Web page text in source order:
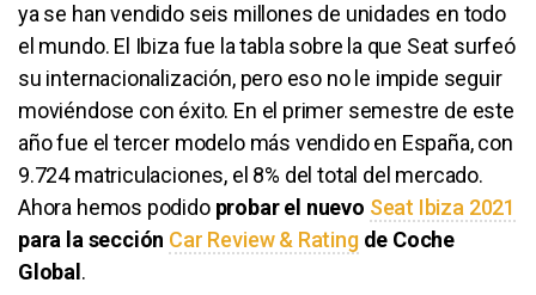
ya se han vendido seis millones de unidades en todo
el mundo. El Ibiza fue la tabla sobre la que Seat surfeó
su internacionalización, pero eso no le impide seguir
moviéndose con éxito. En el primer semestre de este
año fue el tercer modelo más vendido en España, con
9.724 matriculaciones, el 8% del total del mercado.
Ahora hemos podido probar el nuevo Seat Ibiza 2021
para la sección Car Review & Ratingde Coche
Global .